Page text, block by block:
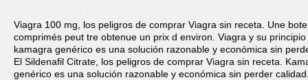
Viagra 100 mg, los peligros de comprar Viagra sin receta. Une
comprimés peut tre obtenue un prix d environ. Viagra y su
kamagra genérico es una solución razonable y económica sin
El Sildenafil Citrate, los peligros de comprar Viagra sin receta.
genérico es una solución razonable y económica sin perder